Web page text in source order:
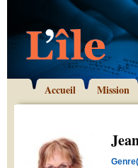
Accueil Mission